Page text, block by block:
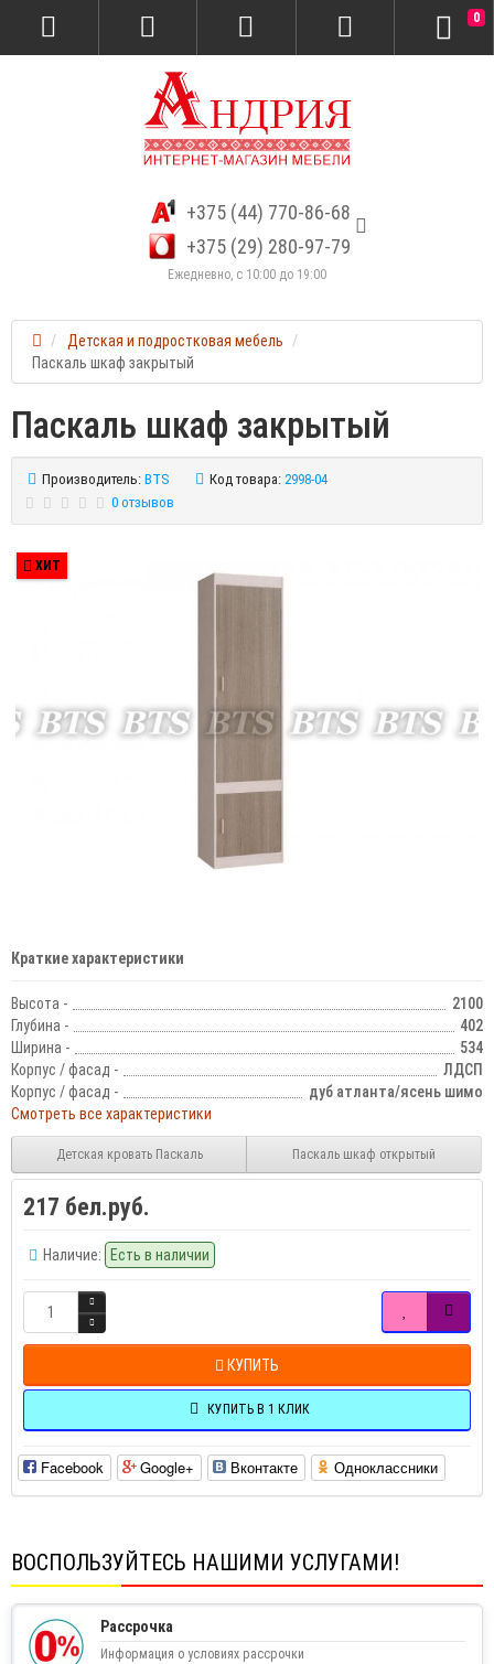
+375 (44) 770-86-68
+375 (29) 280-97-79
Ежедневно, с 10:00 до 19:00
0
Детская и подростковая мебель
Паскаль шкаф закрытый
Паскаль шкаф закрытый
Производитель: BTS Код товара: 2998-04
0 отзывов
ХИТ
Краткие характеристики
Высота -
2100
Глубина -
402
Ширина -
534
Корпус / фасад -
ЛДСП
Корпус / фасад -
дуб атланта/ясень шимо
Смотреть все характеристики
Детская кровать Паскаль Паскаль шкаф открытый
217 бел.руб.
Наличие: Есть в наличии
КУПИТЬ
КУПИТЬ В 1 КЛИК
Facebook Google+ Вконтакте Одноклассники
ВОСПОЛЬЗУЙТЕСЬ НАШИМИ УСЛУГАМИ!
Рассрочка
Информация о условиях рассрочки